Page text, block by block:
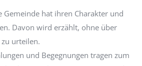
Gemeinde hat ihren Charakter und
Davon wird erzählt, ohne über
urteilen.
und Begegnungen tragen zum